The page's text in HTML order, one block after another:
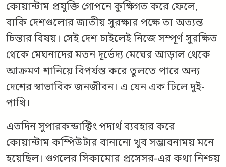
কোয়ান্টাম প্রযুক্তি গোপনে কুক্ষিগত করে ফেলে,
বাকি দেশগুলোর জাতীয় সুরক্ষার পক্ষে তা অত্যন্ত
চিন্তার বিষয়। সেই দেশ চাইলেই নিজে সম্পূর্ণ সুরক্ষিত
থেকে মেঘনাদের মতন দূর্ভেদ্য মেঘের আড়াল থেকে
আক্রমণ শানিয়ে বিপর্যস্ত করে তুলতে পারে অন্য
দেশের স্বাভাবিক জনজীবন। এ যেন এক ঢিলে দুই-
পাখি।
এতদিন সুপারকন্ডাক্টিং পদার্থ ব্যবহার করে
কোয়ান্টাম কম্পিউটার বানানো খুব সম্ভাবনাময় মনে
হয়েছিল। গুগলের সিকামোর প্রসেসর-এর কথা নিশ্চয়